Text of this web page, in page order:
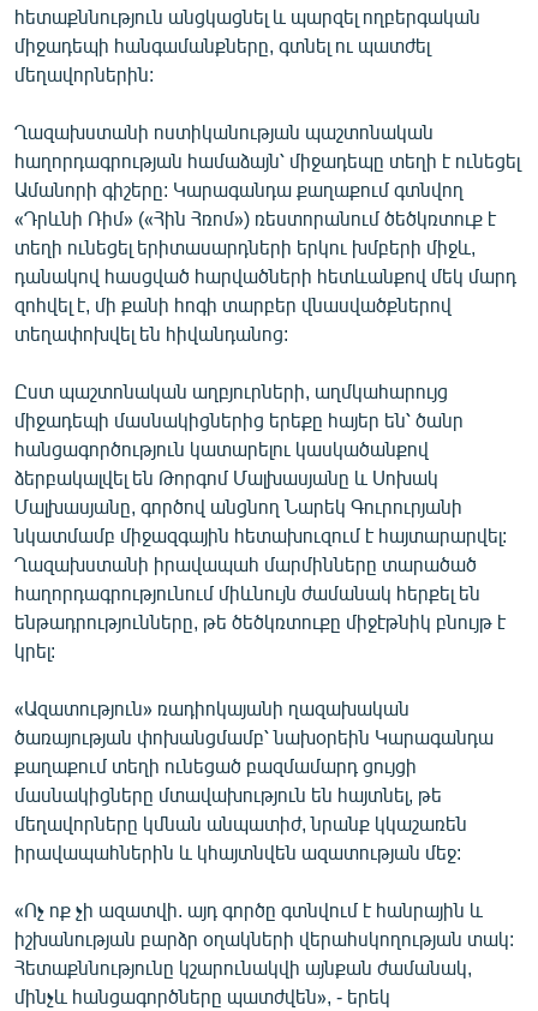
ՓՈԴՔԱՍԹ
Հայերեն
English
Русский
ՀԵՏԵՎԵՔ ՄԵԶ
«Ազատության» բոլոր կայքերը
հետաքննություն անցկացնել և պարզել ողբերգական
միջադեպի հանգամանքները, գտնել ու պատժել
մեղավորներին:
Ղազախստանի ոստիկանության պաշտոնական
հաղորդագրության համաձայն՝ միջադեպը տեղի է ունեցել
Ամանորի գիշերը: Կարագանդա քաղաքում գտնվող
«Դրևնի Ռիմ» («Հին Հռոմ») ռեստորանում ծեծկռտուք է
տեղի ունեցել երիտասարդների երկու խմբերի միջև,
դանակով հասցված հարվածների հետևանքով մեկ մարդ
զոհվել է, մի քանի հոգի տարբեր վնասվածքներով
տեղափոխվել են հիվանդանոց:
Ըստ պաշտոնական աղբյուրների, աղմկահարույց
միջադեպի մասնակիցներից երեքը հայեր են՝ ծանր
հանցագործություն կատարելու կասկածանքով
ձերբակալվել են Թորգոմ Մալխասյանը և Սոխակ
Մալխասյանը, գործով անցնող Նարեկ Գուրուրյանի
նկատմամբ միջազգային հետախուզում է հայտարարվել:
Ղազախստանի իրավապահ մարմինները տարածած
հաղորդագրությունում միևնույն ժամանակ հերքել են
ենթադրությունները, թե ծեծկռտուքը միջէթնիկ բնույթ է
կրել:
«Ազատություն» ռադիոկայանի ղազախական
ծառայության փոխանցմամբ՝ նախօրեին Կարագանդա
քաղաքում տեղի ունեցած բազմամարդ ցույցի
մասնակիցները մտավախություն են հայտնել, թե
մեղավորները կմնան անպատիժ, նրանք կկաշառեն
իրավապահներին և կհայտնվեն ազատության մեջ:
«Ոչ ոք չի ազատվի. այդ գործը գտնվում է հանրային և
իշխանության բարձր օղակների վերահսկողության տակ:
Հետաքննությունը կշարունակվի այնքան ժամանակ,
մինչև հանցագործները պատժվեն», - երեկ